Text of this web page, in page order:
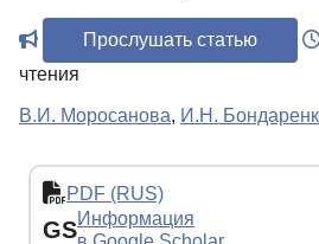
Прослушать статью
чтения
В.И. Моросанова, И.Н.
PDF (RUS)
GSИнформация